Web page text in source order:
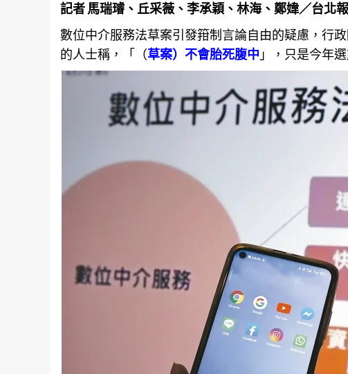
記者 馬瑞璿、丘采薇、李承穎、林海、鄭媁／台北
數位中介服務法草案引發箝制言論自由的疑慮，行
的人士稱，「（草案）不會胎死腹中 」，只是今年